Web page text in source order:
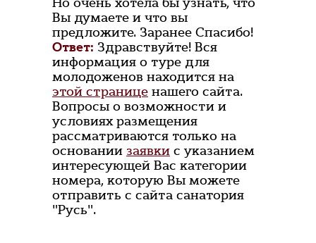
Вы думаете и что вы
предложите. Заранее Спасибо!
Ответ: Здравствуйте! Вся
информация о туре для
молодоженов находится на
этой странице нашего сайта.
Вопросы о возможности и
условиях размещения
рассматриваются только на
основании заявки с указанием
интересующей Вас категории
номера, которую Вы можете
отправить с сайта санатория
"Русь".